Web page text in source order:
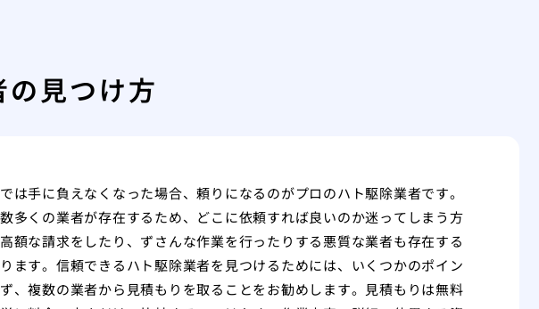
見つけ方
は手に負えなくなった場合、頼りになるのがプロのハト駆除業者です。
多くの業者が存在するため、どこに依頼すれば良いのか迷ってしまう方
額な請求をしたり、ずさんな作業を行ったりする悪質な業者も存在する
ます。信頼できるハト駆除業者を見つけるためには、いくつかのポイン
、複数の業者から見積もりを取ることをお勧めします。見積もりは無料